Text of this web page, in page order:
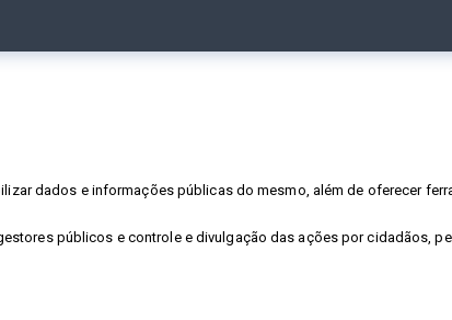
dados e informações públicas do mesmo, além de oferecer
públicos e controle e divulgação das ações por cidadãos,